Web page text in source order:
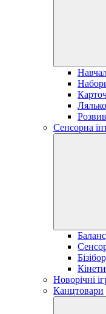
Сенсорна
Новорічні
Канцтовари